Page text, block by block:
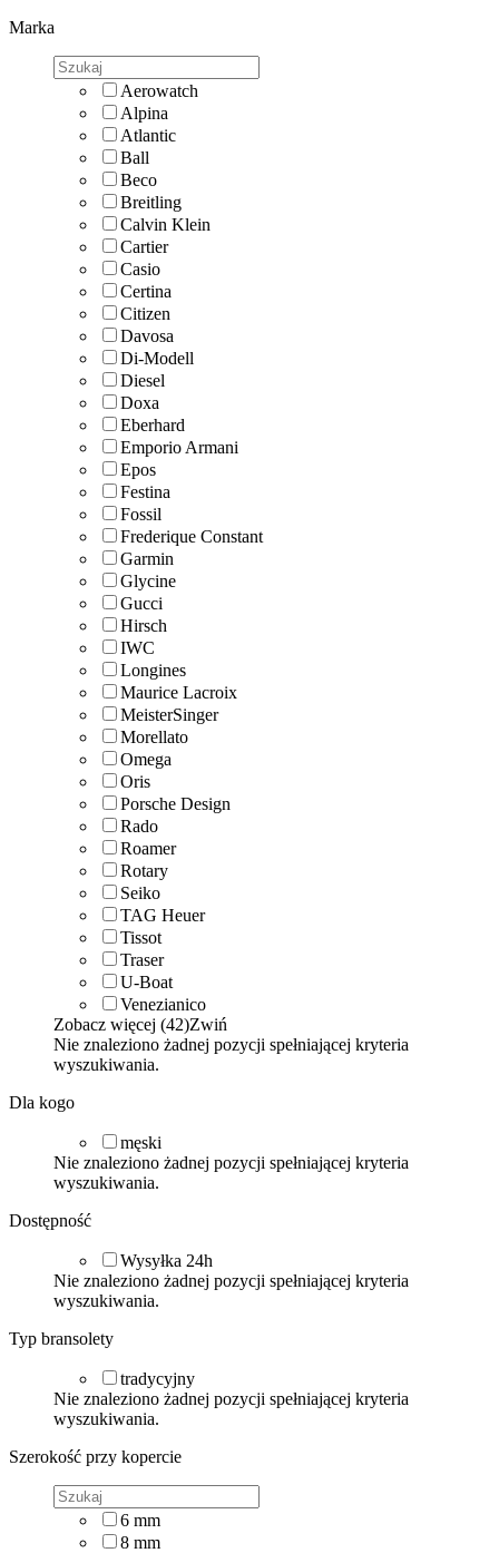
Marka
Aerowatch
Alpina
Atlantic
Ball
Beco
Breitling
Calvin Klein
Cartier
Casio
Certina
Citizen
Davosa
Di-Modell
Diesel
Doxa
Eberhard
Emporio Armani
Epos
Festina
Fossil
Frederique Constant
Garmin
Glycine
Gucci
Hirsch
IWC
Longines
Maurice Lacroix
MeisterSinger
Morellato
Omega
Oris
Porsche Design
Rado
Roamer
Rotary
Seiko
TAG Heuer
Tissot
Traser
U-Boat
Venezianico
Zobacz więcej (42)Zwiń
Nie znaleziono żadnej pozycji spełniającej kryteria
wyszukiwania.
Dla kogo
męski
Nie znaleziono żadnej pozycji spełniającej kryteria
wyszukiwania.
Dostępność
Wysyłka 24h
Nie znaleziono żadnej pozycji spełniającej kryteria
wyszukiwania.
Typ bransolety
tradycyjny
Nie znaleziono żadnej pozycji spełniającej kryteria
wyszukiwania.
Szerokość przy kopercie
6 mm
8 mm